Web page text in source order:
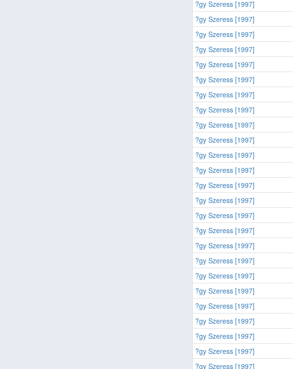
?gy Szeress [1997]
?gy Szeress [1997]
?gy Szeress [1997]
?gy Szeress [1997]
?gy Szeress [1997]
?gy Szeress [1997]
?gy Szeress [1997]
?gy Szeress [1997]
?gy Szeress [1997]
?gy Szeress [1997]
?gy Szeress [1997]
?gy Szeress [1997]
?gy Szeress [1997]
?gy Szeress [1997]
?gy Szeress [1997]
?gy Szeress [1997]
?gy Szeress [1997]
?gy Szeress [1997]
?gy Szeress [1997]
?gy Szeress [1997]
?gy Szeress [1997]
?gy Szeress [1997]
?gy Szeress [1997]
?gy Szeress [1997]
?gy Szeress [1997]